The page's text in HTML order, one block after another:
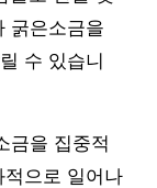
굵은소금을
수 있습니
금을 집중적
으로 일어나